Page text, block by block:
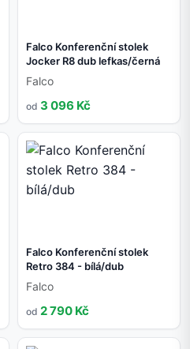
Falco Konferenční stolek
Jocker R8 dub lefkas/černá
Falco
od 3 096 Kč
Falco Konferenční stolek
Retro 384 - bílá/dub
Falco
od 2 790 Kč